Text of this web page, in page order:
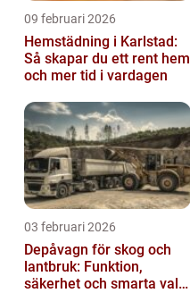
09 februari 2026
Hemstädning i Karlstad:
Så skapar du ett rent hem
och mer tid i vardagen
03 februari 2026
Depåvagn för skog och
lantbruk: Funktion,
säkerhet och smarta val